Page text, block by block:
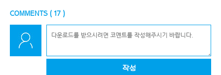
COMMENTS ( 17 )
작성